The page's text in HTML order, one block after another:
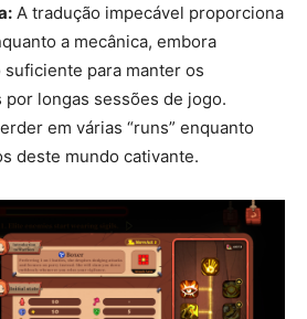
A tradução impecável proporciona
a mecânica, embora
para manter os
longas sessões de jogo.
em várias “runs” enquanto
deste mundo cativante.